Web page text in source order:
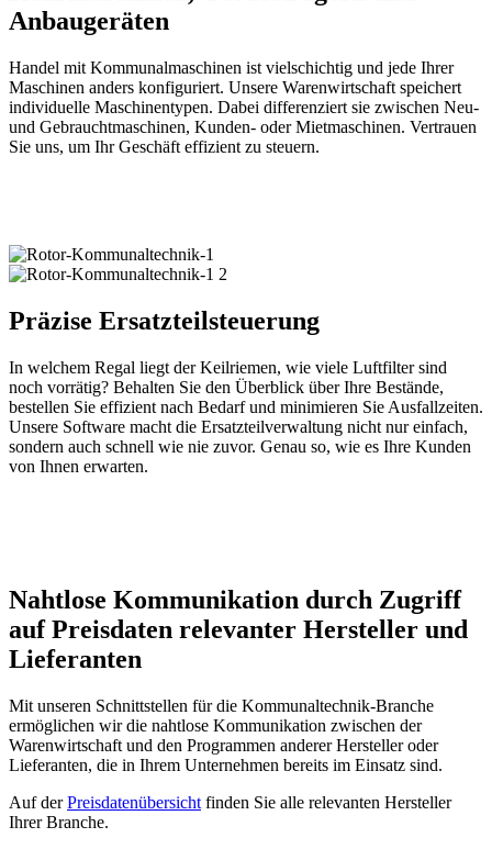
Anbaugeräten
Handel mit Kommunalmaschinen ist vielschichtig und jede Ihrer
Maschinen anders konfiguriert. Unsere Warenwirtschaft speichert
individuelle Maschinentypen. Dabei differenziert sie zwischen Neu-
und Gebrauchtmaschinen, Kunden- oder Mietmaschinen. Vertrauen
Sie uns, um Ihr Geschäft effizient zu steuern.
Präzise Ersatzteilsteuerung
In welchem Regal liegt der Keilriemen, wie viele Luftfilter sind
noch vorrätig? Behalten Sie den Überblick über Ihre Bestände,
bestellen Sie effizient nach Bedarf und minimieren Sie Ausfallzeiten.
Unsere Software macht die Ersatzteilverwaltung nicht nur einfach,
sondern auch schnell wie nie zuvor. Genau so, wie es Ihre Kunden
von Ihnen erwarten.
Nahtlose Kommunikation durch Zugriff
auf Preisdaten relevanter Hersteller und
Lieferanten
Mit unseren Schnittstellen für die Kommunaltechnik-Branche
ermöglichen wir die nahtlose Kommunikation zwischen der
Warenwirtschaft und den Programmen anderer Hersteller oder
Lieferanten, die in Ihrem Unternehmen bereits im Einsatz sind.
Auf derPreisdatenübersicht finden Sie alle relevanten Hersteller
Ihrer Branche.